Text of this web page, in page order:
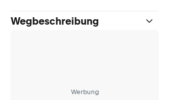
Wegbeschreibung
Werbung